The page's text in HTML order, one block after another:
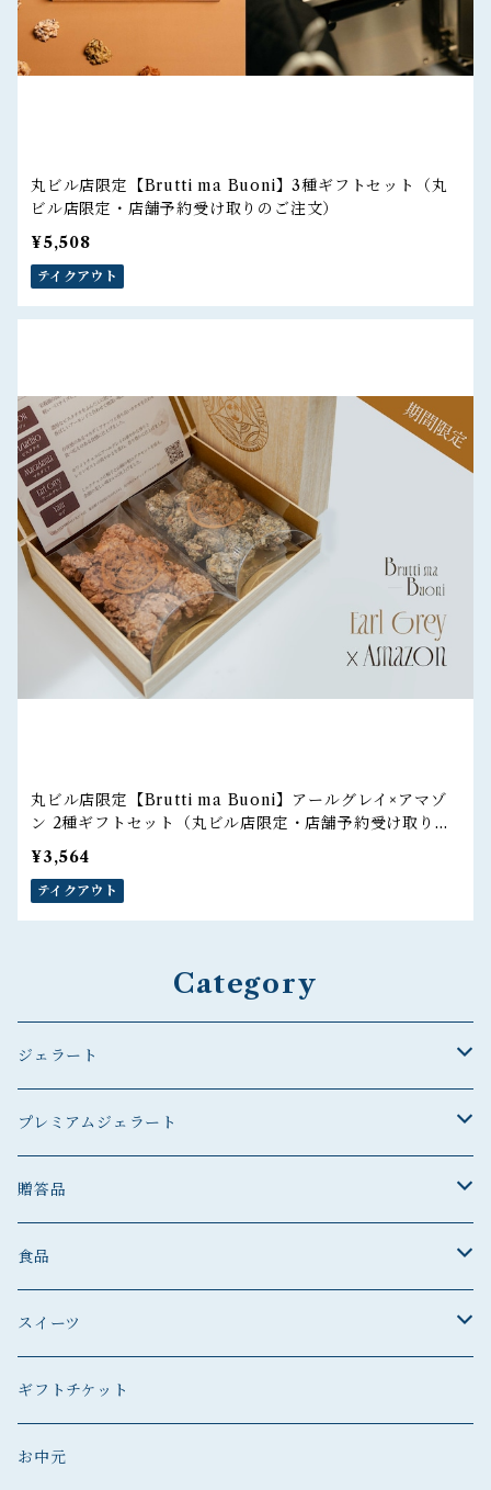
丸ビル店限定【Brutti ma Buoni】3種ギフトセット（丸
ビル店限定・店舗予約受け取りのご注文）
¥5,508
テイクアウト
丸ビル店限定【Brutti ma Buoni】アールグレイ×アマゾ
ン 2種ギフトセット（丸ビル店限定・店舗予約受け取りの
ご注文）
¥3,564
テイクアウト
Category
ジェラート
ジェラート
ジェラート
プレミアムジェラート
プレミアムジェラート
プレミアムジェラート
贈答品
贈答品
贈答品
ジェラート
食品
菓子
ジェラート
ジェラート
ジェラート
プレミアムジェラート
スイーツ
スイーツ
スイーツ
ギフトチケット
お中元